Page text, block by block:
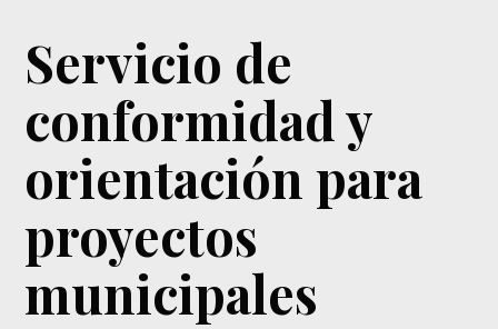
Servicio de
conformidad y
orientación para
proyectos
municipales